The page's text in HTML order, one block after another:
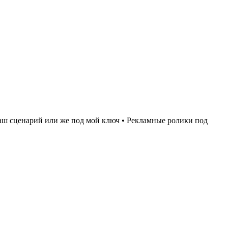
сценарий или же под мой ключ • Рекламные ролики под